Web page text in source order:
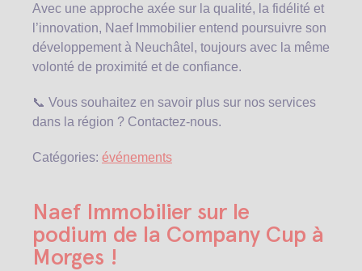
Avec une approche axée sur la qualité, la fidélité et
l’innovation, Naef Immobilier entend poursuivre son
développement à Neuchâtel, toujours avec la même
volonté de proximité et de confiance.
📞 Vous souhaitez en savoir plus sur nos services
dans la région ? Contactez-nous.
Catégories: événements
Naef Immobilier sur le
podium de la Company Cup à
Morges !